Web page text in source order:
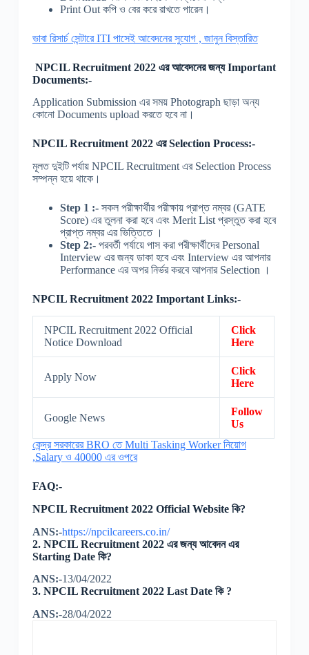
Print Out কপি ও বের করে রাখতে পারেন।
ভাবা রিসার্চ সেন্টারে ITI পাসেই আবেদনের সুযোগ , জানুন বিস্তারিত
NPCIL Recruitment 2022 এর আবেদনের জন্য Important
Documents:-
Application Submission এর সময় Photograph ছাড়া অন্য
কোনো Documents upload করতে হবে না।
NPCIL Recruitment 2022 এর Selection Process:-
মূলত দুইটি পর্যায় NPCIL Recruitment এর Selection Process
সম্পন্ন হয়ে থাকে।
Step 1 :-সকল পরীক্ষার্থীর পরীক্ষায় প্রাপ্ত নম্বর (GATE
Score) এর তুলনা করা হবে এবং Merit List প্রস্তুত করা হবে
প্রাপ্ত নম্বর এর ভিত্তিতে ।
Step 2:- পরবর্তী পর্যায়ে পাস করা পরীক্ষার্থীদের Personal
Interview এর জন্য ডাকা হবে এবং Interview এর আপনার
Performance এর অপর নির্ভর করবে আপনার Selection ।
NPCIL Recruitment 2022 Important Links:-
NPCIL Recruitment 2022 Official
Notice Download
Click
Here
Apply Now
Click
Here
Google News
Follow
Us
কেন্দ্র সরকারের BRO তে Multi Tasking Worker নিয়োগ
,Salary ও 40000 এর ওপরে
FAQ:-
NPCIL Recruitment 2022 Official Website কি?
ANS:-https://npcilcareers.co.in/
2. NPCIL Recruitment 2022 এর জন্য আবেদন এর
Starting Date কি?
ANS:-13/04/2022
3.NPCIL Recruitment 2022 Last Date কি ?
ANS:-28/04/2022